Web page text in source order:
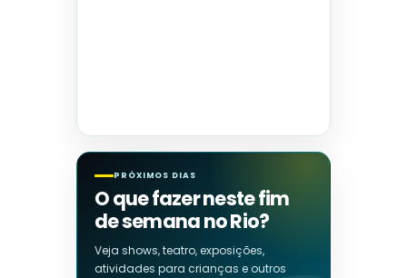
PRÓXIMOS DIAS
O que fazer neste fim
de semana no Rio?
Veja shows, teatro, exposições,
atividades para crianças e outros